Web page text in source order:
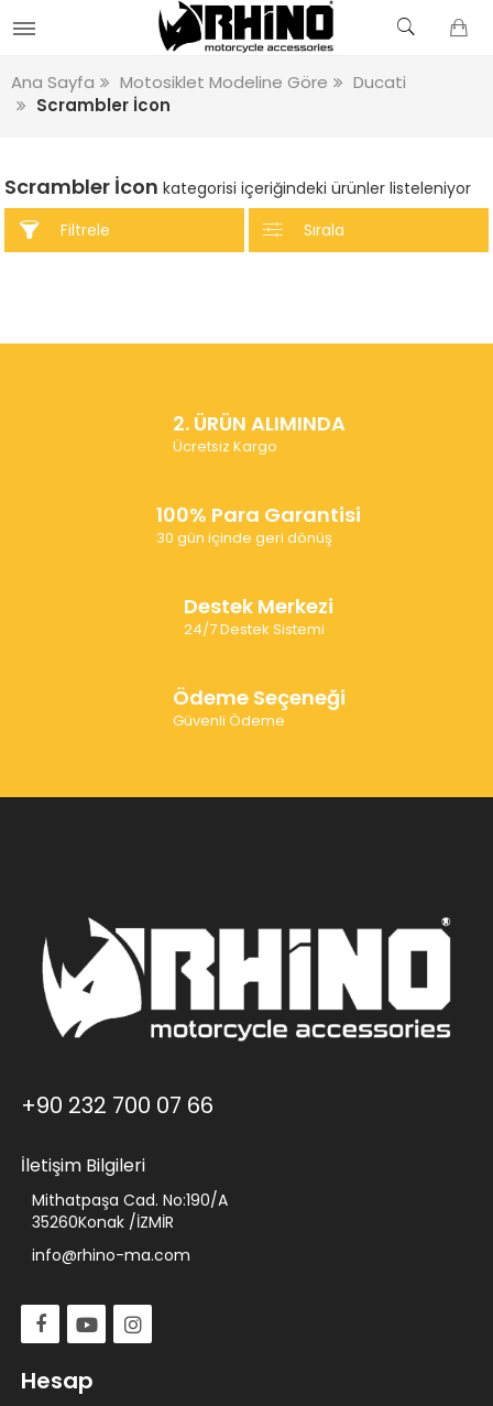
Ana Sayfa Motosiklet Modeline Göre
Ducati
Scrambler İcon
Scrambler İcon kategorisi içeriğindeki ürünler listeleniyor
Filtrele
Sırala
2. ÜRÜN ALIMINDA
Ücretsiz Kargo
100% Para Garantisi
30 gün içinde geri dönüş
Destek Merkezi
24/7 Destek Sistemi
Ödeme Seçeneği
Güvenli Ödeme
+90 232 700 07 66
İletişim Bilgileri
Mithatpaşa Cad. No:190/A
35260Konak /İZMİR
info@rhino-ma.com
Hesap